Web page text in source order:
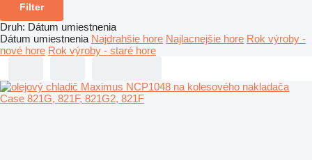
Filter
Druh: Dátum umiestnenia
Dátum umiestnenia Najdrahšie hore Najlacnejšie hore Rok výroby -
nové hore Rok výroby - staré hore